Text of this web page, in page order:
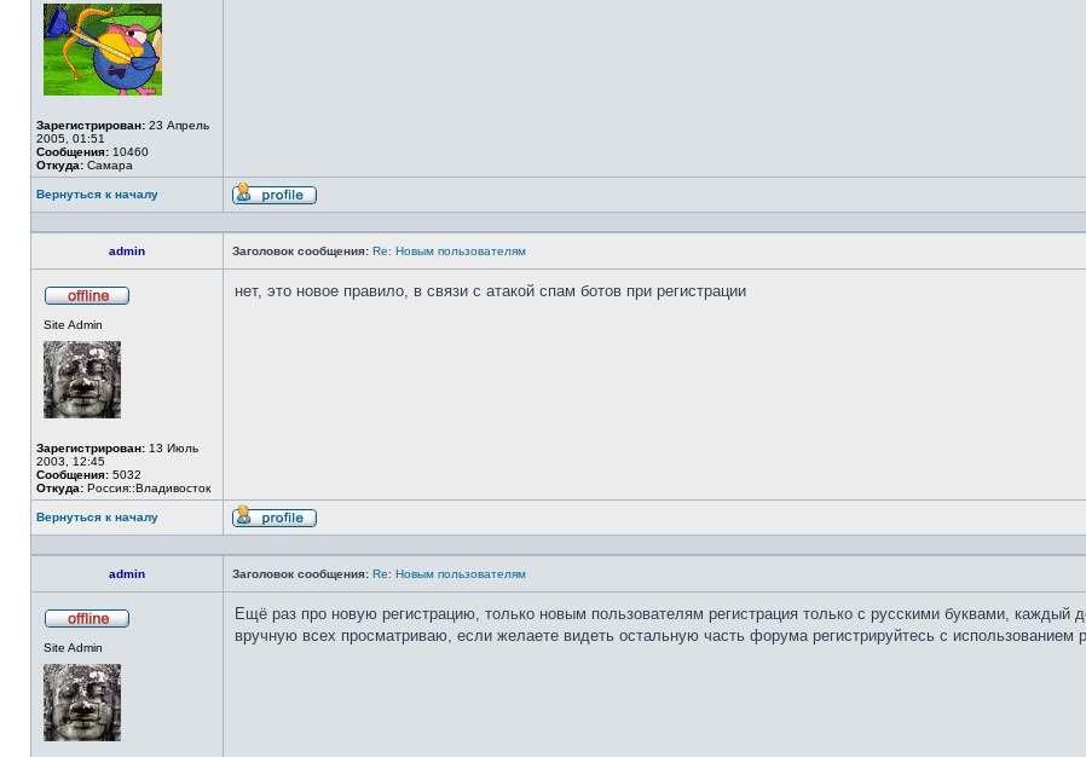
в
сети
Зарегистрирован: 23 Апрель
2005, 01:51
Сообщения: 10460
Откуда: Самара
Вернуться к началу
Профиль
admin
Заголовок сообщения: Re: Новым пользователям
Site Admin
Зарегистрирован: 13 Июль
2003, 12:45
Сообщения: 5032
Откуда: Россия::Владивосток
нет, это новое правило, в связи с атакой спам ботов при регистрации
Вернуться к началу
Профиль
admin
Заголовок сообщения: Re: Новым пользователям
Site Admin
Ещё раз про новую регистрацию, только новым пользователям регистрация только с русскими буквами, каждый
вручную всех просматриваю, если желаете видеть остальную часть форума регистрируйтесь с использованием